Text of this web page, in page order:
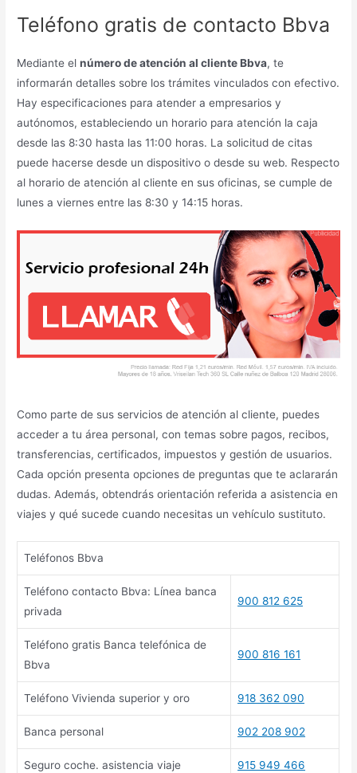
Teléfono gratis de contacto Bbva
Mediante elnúmero de atención al cliente Bbva, te
informarán detalles sobre los trámites vinculados con efectivo.
Hay especificaciones para atender a empresarios y
autónomos, estableciendo un horario para atención la caja
desde las 8:30 hasta las 11:00 horas. La solicitud de citas
puede hacerse desde un dispositivo o desde su web. Respecto
al horario de atención al cliente en sus oficinas, se cumple de
lunes a viernes entre las 8:30 y 14:15 horas.
Como parte de sus servicios de atención al cliente, puedes
acceder a tu área personal, con temas sobre pagos, recibos,
transferencias, certificados, impuestos y gestión de usuarios.
Cada opción presenta opciones de preguntas que te aclararán
dudas. Además, obtendrás orientación referida a asistencia en
viajes y qué sucede cuando necesitas un vehículo sustituto.
Teléfonos Bbva
Teléfono contacto Bbva: Línea banca
privada
900 812 625
Teléfono gratis Banca telefónica de
Bbva
900 816 161
Teléfono Vivienda superior y oro 918 362 090
Banca personal 902 208 902
Seguro coche. asistencia viaje 915 949 466